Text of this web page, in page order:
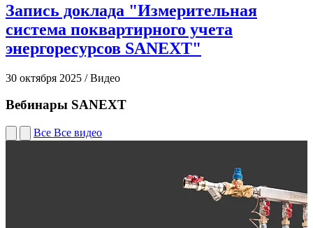
Запись доклада "Измерительная
система поквартирного учета
энергоресурсов SANEXT"
30 октября 2025 / Видео
Вебинары SANEXT
Все Все видео